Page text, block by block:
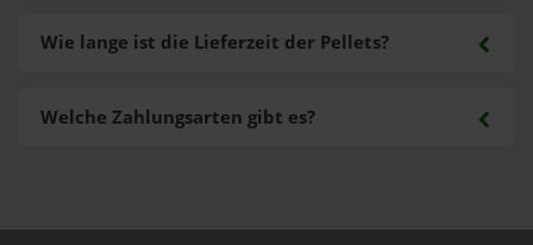
Welche Zahlungsarten gibt es?
Wie lange ist die Lieferzeit der Pellets?